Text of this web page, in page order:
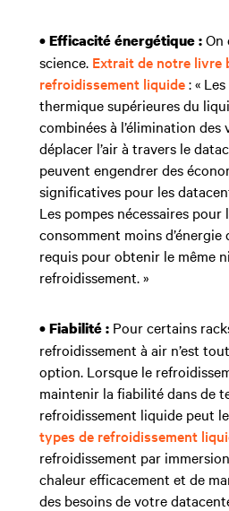
• Efficacité énergétique :On
science. Extrait de notre livre
refroidissement liquide: «
thermique supérieures du
combinées à l’élimination
déplacer l’air à travers le
peuvent engendrer des
significatives pour les
Les pompes nécessaires
consomment moins
requis pour obtenir le même
refroidissement. »
• Fiabilité : Pour certains
refroidissement à air n’est
option. Lorsque le
maintenir la fiabilité dans de
refroidissement liquide peut
types de refroidissement
refroidissement par
chaleur efficacement et de
des besoins de votre